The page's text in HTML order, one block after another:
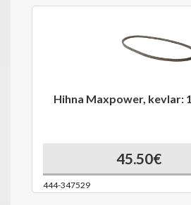
Hihna Maxpower, kevlar:
45.50€
444-347529